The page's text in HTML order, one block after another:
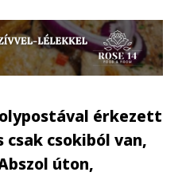
érkezett
csak csokiból van,
úton,